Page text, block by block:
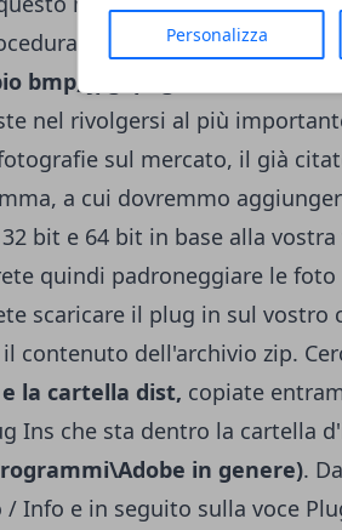
Personalizza
inversa, convertendo
bmp, jpg, png ecc...)
nel rivolgersi al più
sul mercato, il già
a cui dovremmo
bit e 64 bit in base alla vostra
quindi padroneggiare le foto
scaricare il plug in sul vostro
contenuto dell'archivio zip.
la cartella dist, copiate
Ins che sta dentro la cartella
in genere).
/ Info e in seguito sulla voce